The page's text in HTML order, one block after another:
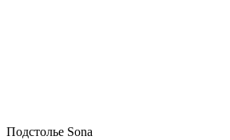
Подстолье Sona